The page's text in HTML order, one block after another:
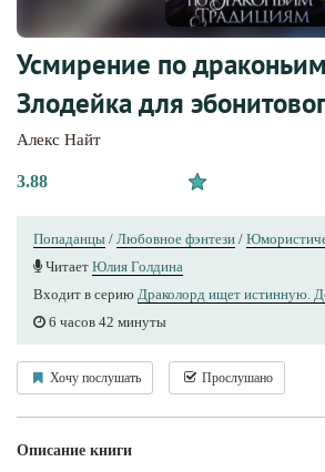
Усмирение по
Злодейка для
Алекс Найт
3.88
Попаданцы / Любовное фэнтези /
Читает Юлия Голдина
Входит в серию Драколорд ищет истинную.
6 часов 42 минуты
Хочу послушать Прослушано
Описание книги